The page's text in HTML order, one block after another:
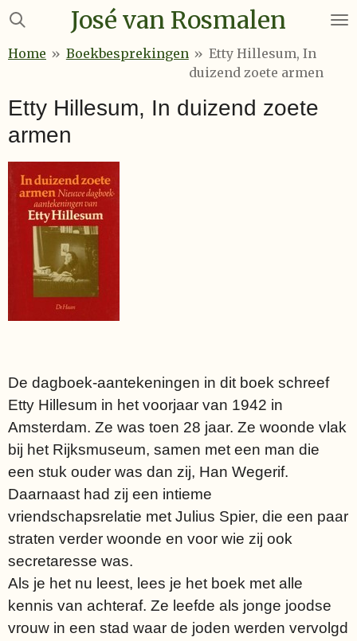
Ga
naar
José van Rosmalen
Home » Boekbesprekingen » Etty Hillesum, In
duizend zoete armen
Etty Hillesum, In duizend zoete
armen
De dagboek-aantekeningen in dit boek schreef
Etty Hillesum in het voorjaar van 1942 in
Amsterdam. Ze was toen 28 jaar. Ze woonde vlak
bij het Rijksmuseum, samen met een man die
een stuk ouder was dan zij, Han Wegerif.
Daarnaast had zij een intieme
vriendschapsrelatie met Julius Spier, die een paar
straten verder woonde en voor wie zij ook
secretaresse was.
Als je het nu leest, lees je het boek met alle
kennis van achteraf. Ze leefde als jonge joodse
vrouw in een stad waar de joden werden vervolgd